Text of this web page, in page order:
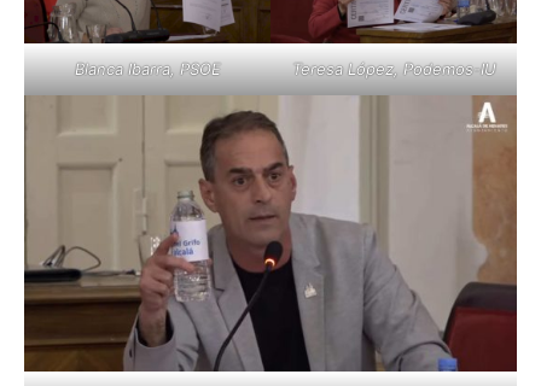
Blanca Ibarra, PSOE Teresa López, Podemos-IU